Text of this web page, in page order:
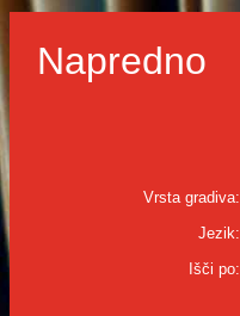
Napredno
Vrsta gradiva:
Jezik:
Išči po: